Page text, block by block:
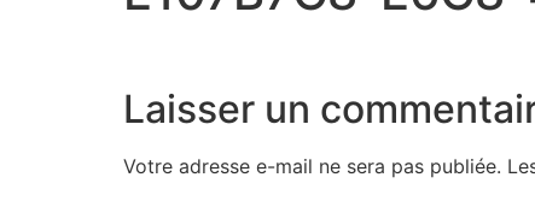
Laisser un
Votre adresse e-mail ne sera pas publiée.